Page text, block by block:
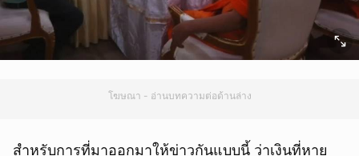
โฆษณา - อ่านบทความต่อด้านล่าง
สำหรับการที่มาออกมาให้ข่าวกันแบบนี้ ว่าเงินที่หาย